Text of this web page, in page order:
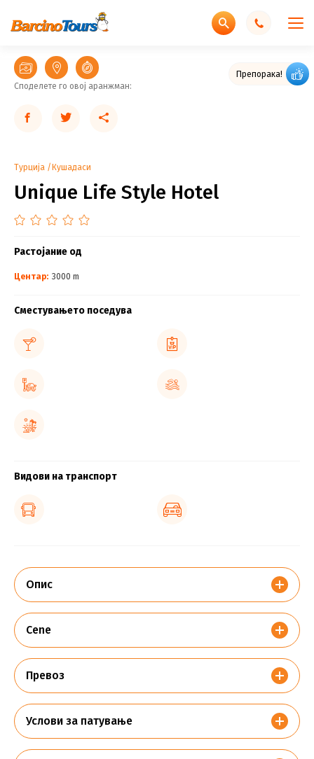
Препорака!
Споделете го овој аранжман:
Турција Кушадаси
Unique Life Style Hotel
Растојание од
Центар: 3000 m
Сместувањето поседува
Видови на транспорт
Опис
Cene
Превоз
Услови за патување